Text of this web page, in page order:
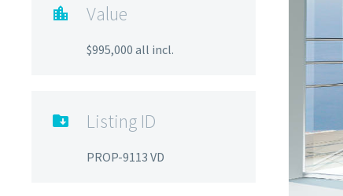
 Value
$995,000 all incl.
 Listing ID
PROP-9113 VD